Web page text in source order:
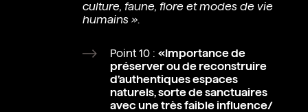
culture, faune, flore et modes de vie
humains ».
Point 10 : «Importance de
préserver ou de reconstruire
d’authentiques espaces
naturels, sorte de sanctuaires
avec une très faible influence/